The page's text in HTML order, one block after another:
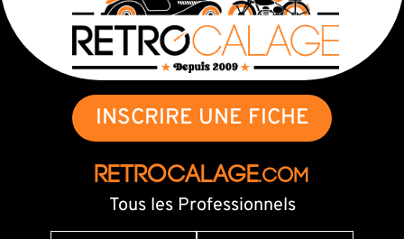
INSCRIRE UNE FICHE
RETROCALAGE.com
Tous les Professionnels